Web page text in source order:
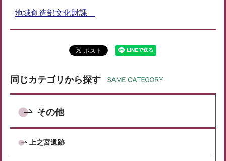
地域創造部文化財課
同じカテゴリから探す
その他
上之宮遺跡